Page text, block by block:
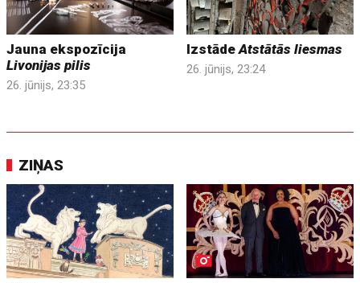
Jauna ekspozīcija
Livonijas pilis
26. jūnijs, 23:35
IzstādeAtstātās liesmas
26. jūnijs, 23:24
ZIŅAS